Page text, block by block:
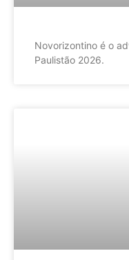
Novorizontino é o
Paulistão 2026.